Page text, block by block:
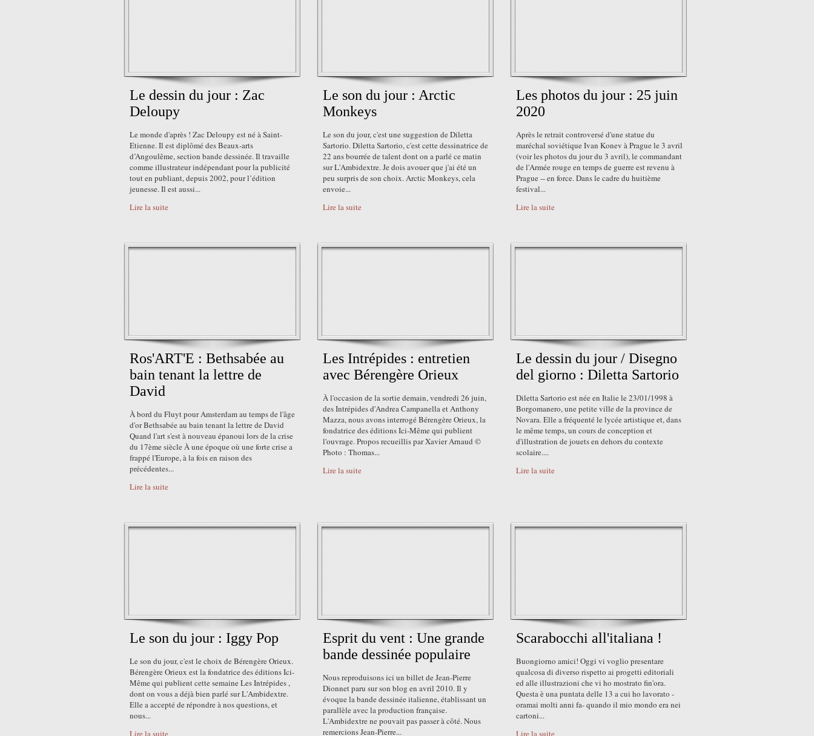
Le dessin du jour : Zac
Deloupy
Le monde d'après ! Zac Deloupy est né à Saint-
Etienne. Il est diplômé des Beaux-arts
d’Angoulême, section bande dessinée. Il travaille
comme illustrateur indépendant pour la publicité
tout en publiant, depuis 2002, pour l’édition
jeunesse. Il est aussi...
Lire la suite
Le son du jour : Arctic
Monkeys
Le son du jour, c'est une suggestion de Diletta
Sartorio. Diletta Sartorio, c'est cette dessinatrice de
22 ans bourrée de talent dont on a parlé ce matin
sur L'Ambidextre. Je dois avouer que j'ai été un
peu surpris de son choix. Arctic Monkeys, cela
envoie...
Lire la suite
Les photos du jour : 25 juin
2020
Après le retrait controversé d'une statue du
maréchal soviétique Ivan Konev à Prague le 3 avril
(voir les photos du jour du 3 avril), le commandant
de l'Armée rouge en temps de guerre est revenu à
Prague -- en force. Dans le cadre du huitième
festival...
Lire la suite
Ros'ART'E : Bethsabée au
bain tenant la lettre de
David
À bord du Fluyt pour Amsterdam au temps de l'âge
d'or Bethsabée au bain tenant la lettre de David
Quand l'art s'est à nouveau épanoui lors de la crise
du 17ème siècle À une époque où une forte crise a
frappé l'Europe, à la fois en raison des
précédentes...
Lire la suite
Les Intrépides : entretien
avec Bérengère Orieux
À l'occasion de la sortie demain, vendredi 26 juin,
des Intrépides d'Andrea Campanella et Anthony
Mazza, nous avons interrogé Bérengère Orieux, la
fondatrice des éditions Ici-Même qui publient
l'ouvrage. Propos recueillis par Xavier Arnaud ©
Photo : Thomas...
Lire la suite
Le dessin du jour / Disegno
del giorno : Diletta Sartorio
Diletta Sartorio est née en Italie le 23/01/1998 à
Borgomanero, une petite ville de la province de
Novara. Elle a fréquenté le lycée artistique et, dans
le même temps, un cours de conception et
d'illustration de jouets en dehors du contexte
scolaire....
Lire la suite
Le son du jour : Iggy Pop
Le son du jour, c'est le choix de Bérengère Orieux.
Bérengère Orieux est la fondatrice des éditions Ici-
Même qui publient cette semaine Les Intrépides ,
dont on vous a déjà bien parlé sur L'Ambidextre.
Elle a accepté de répondre à nos questions, et
nous...
Lire la suite
Esprit du vent : Une grande
bande dessinée populaire
Nous reproduisons ici un billet de Jean-Pierre
Dionnet paru sur son blog en avril 2010. Il y
évoque la bande dessinée italienne, établissant un
parallèle avec la production française.
L'Ambidextre ne pouvait pas passer à côté. Nous
remercions Jean-Pierre...
Scarabocchi all'italiana !
Buongiorno amici! Oggi vi voglio presentare
qualcosa di diverso rispetto ai progetti editoriali
ed alle illustrazioni che vi ho mostrato fin'ora.
Questa è una puntata delle 13 a cui ho lavorato -
oramai molti anni fa- quando il mio mondo era nei
cartoni...
Lire la suite